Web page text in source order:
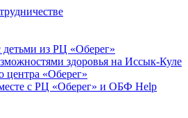
из РЦ «Оберег»
здоровья на Иссык-Куле
центра «Оберег»
с РЦ «Оберег» и ОБФ Help